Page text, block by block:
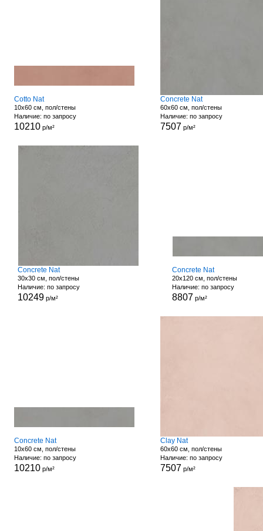
Cotto Nat
10x60 см, пол/стены
Наличие: по запросу
10210р/м²
Concrete Nat
60x60 см, пол/стены
Наличие: по запросу
7507 р/м²
Concrete Nat
30x30 см, пол/стены
Наличие: по запросу
10249 р/м²
Concrete Nat
20x120 см, пол/стены
Наличие: по запросу
8807 р/м²
Concrete Nat
10x60 см, пол/стены
Наличие: по запросу
10210р/м²
Clay Nat
60x60 см, пол/стены
Наличие: по запросу
7507 р/м²